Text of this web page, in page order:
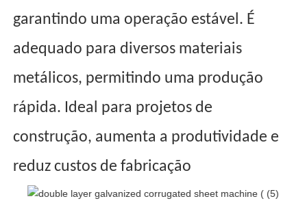
garantindo uma operação estável. É
adequado para diversos materiais
metálicos, permitindo uma produção
rápida. Ideal para projetos de
construção, aumenta a produtividade e
reduz custos de fabricação